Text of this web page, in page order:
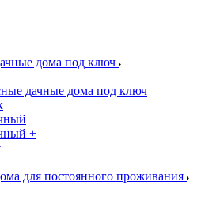
дома под ключ
дачные дома под ключ
+
для постоянного проживания